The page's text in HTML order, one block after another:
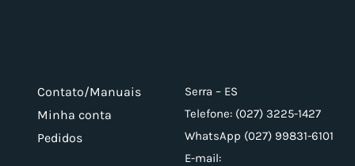
Contato/Manuais
Minha conta
Pedidos
Serra – ES
Telefone: (027) 3225-1427
WhatsApp (027) 99831-6101
E-mail: